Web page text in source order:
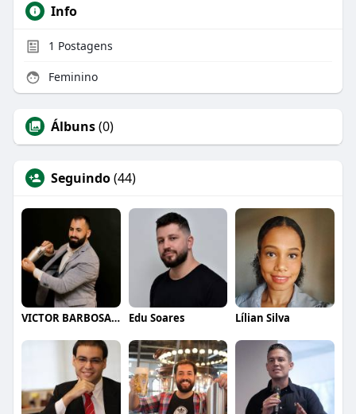
Info
1 Postagens
Feminino
Álbuns(0)
Seguindo(44)
VICTOR BARBOSA QUARANTA Edu Soares Lílian Silva